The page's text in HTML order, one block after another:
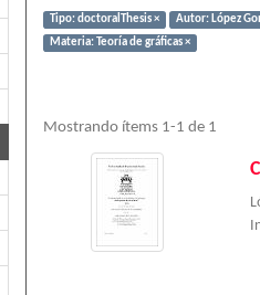
Tipo: doctoralThesis × Autor: López
Materia: Teoría de gráficas ×
Mostrando ítems 1-1 de 1